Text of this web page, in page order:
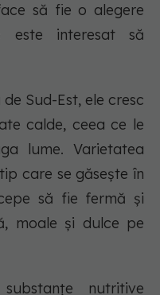
să fie o alegere
este interesat să
Sud-Est, ele cresc
calde, ceea ce le
lume. Varietatea
care se găsește în
să fie fermă și
moale și dulce pe
nutritive